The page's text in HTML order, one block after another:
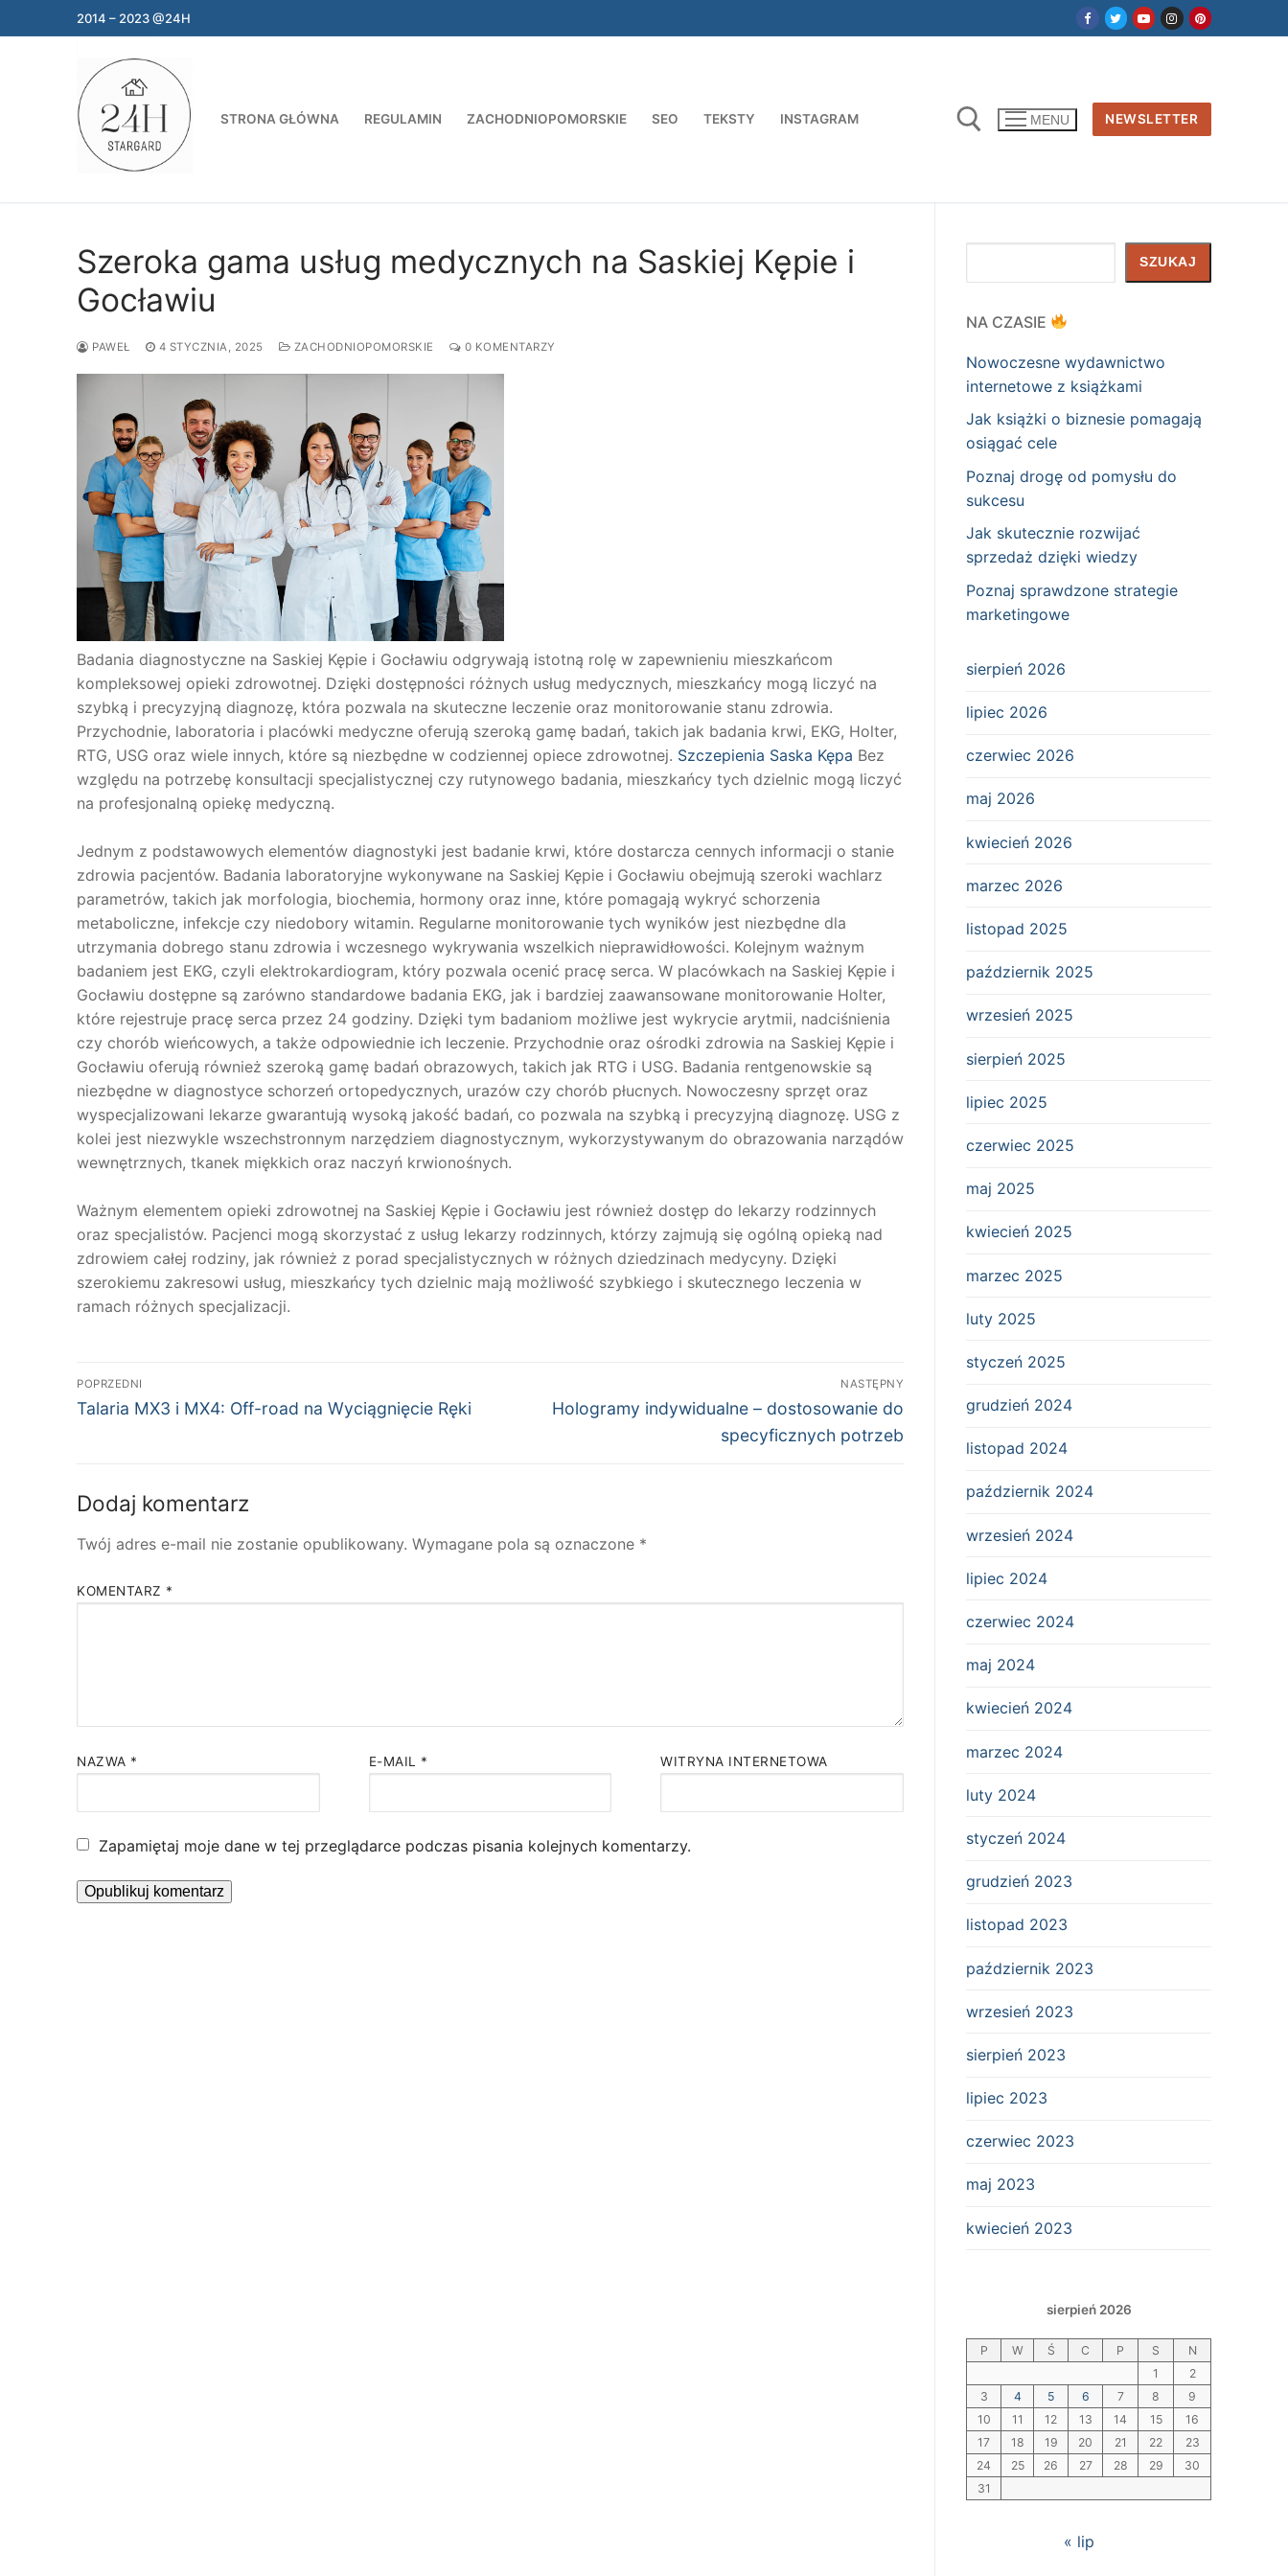
do
2014 – 2023 @24H
STRONA GŁÓWNA REGULAMIN ZACHODNIOPOMORSKIE SEO TEKSTY INSTAGRAM MENU NEWSLETTER
Szeroka gama usług medycznych na Saskiej Kępie i
Gocławiu
PAWEŁ 4 STYCZNIA, 2025 ZACHODNIOPOMORSKIE 0 KOMENTARZY
Badania diagnostyczne na Saskiej Kępie i Gocławiu odgrywają istotną rolę w zapewnieniu mieszkańcom
kompleksowej opieki zdrowotnej. Dzięki dostępności różnych usług medycznych, mieszkańcy mogą liczyć na
szybką i precyzyjną diagnozę, która pozwala na skuteczne leczenie oraz monitorowanie stanu zdrowia.
Przychodnie, laboratoria i placówki medyczne oferują szeroką gamę badań, takich jak badania krwi, EKG, Holter,
RTG, USG oraz wiele innych, które są niezbędne w codziennej opiece zdrowotnej. Szczepienia Saska Kępa Bez
względu na potrzebę konsultacji specjalistycznej czy rutynowego badania, mieszkańcy tych dzielnic mogą liczyć
na profesjonalną opiekę medyczną.
Jednym z podstawowych elementów diagnostyki jest badanie krwi, które dostarcza cennych informacji o stanie
zdrowia pacjentów. Badania laboratoryjne wykonywane na Saskiej Kępie i Gocławiu obejmują szeroki wachlarz
parametrów, takich jak morfologia, biochemia, hormony oraz inne, które pomagają wykryć schorzenia
metaboliczne, infekcje czy niedobory witamin. Regularne monitorowanie tych wyników jest niezbędne dla
utrzymania dobrego stanu zdrowia i wczesnego wykrywania wszelkich nieprawidłowości. Kolejnym ważnym
badaniem jest EKG, czyli elektrokardiogram, który pozwala ocenić pracę serca. W placówkach na Saskiej Kępie i
Gocławiu dostępne są zarówno standardowe badania EKG, jak i bardziej zaawansowane monitorowanie Holter,
które rejestruje pracę serca przez 24 godziny. Dzięki tym badaniom możliwe jest wykrycie arytmii, nadciśnienia
czy chorób wieńcowych, a także odpowiednie ich leczenie. Przychodnie oraz ośrodki zdrowia na Saskiej Kępie i
Gocławiu oferują również szeroką gamę badań obrazowych, takich jak RTG i USG. Badania rentgenowskie są
niezbędne w diagnostyce schorzeń ortopedycznych, urazów czy chorób płucnych. Nowoczesny sprzęt oraz
wyspecjalizowani lekarze gwarantują wysoką jakość badań, co pozwala na szybką i precyzyjną diagnozę. USG z
kolei jest niezwykle wszechstronnym narzędziem diagnostycznym, wykorzystywanym do obrazowania narządów
wewnętrznych, tkanek miękkich oraz naczyń krwionośnych.
Ważnym elementem opieki zdrowotnej na Saskiej Kępie i Gocławiu jest również dostęp do lekarzy rodzinnych
oraz specjalistów. Pacjenci mogą skorzystać z usług lekarzy rodzinnych, którzy zajmują się ogólną opieką nad
zdrowiem całej rodziny, jak również z porad specjalistycznych w różnych dziedzinach medycyny. Dzięki
szerokiemu zakresowi usług, mieszkańcy tych dzielnic mają możliwość szybkiego i skutecznego leczenia w
ramach różnych specjalizacji.
Nawigacja
wpisu
POPRZEDNI
Poprzedni
Talaria MX3 i MX4: Off-road na Wyciągnięcie Ręki
NASTĘPNY
Następny
Hologramy indywidualne – dostosowanie do
specyficznych potrzeb
Dodaj komentarz
Twój adres e-mail nie zostanie opublikowany. Wymagane pola są oznaczone *
KOMENTARZ *
NAZWA * E-MAIL * WITRYNA INTERNETOWA
Zapamiętaj moje dane w tej przeglądarce podczas pisania kolejnych komentarzy.
SZUKAJ
NA CZASIE
Nowoczesne wydawnictwo
internetowe z książkami
Jak książki o biznesie pomagają
osiągać cele
Poznaj drogę od pomysłu do
sukcesu
Jak skutecznie rozwijać
sprzedaż dzięki wiedzy
Poznaj sprawdzone strategie
marketingowe
sierpień 2026
lipiec 2026
czerwiec 2026
maj 2026
kwiecień 2026
marzec 2026
listopad 2025
październik 2025
wrzesień 2025
sierpień 2025
lipiec 2025
czerwiec 2025
maj 2025
kwiecień 2025
marzec 2025
luty 2025
styczeń 2025
grudzień 2024
listopad 2024
październik 2024
wrzesień 2024
lipiec 2024
czerwiec 2024
maj 2024
kwiecień 2024
marzec 2024
luty 2024
styczeń 2024
grudzień 2023
listopad 2023
październik 2023
wrzesień 2023
sierpień 2023
lipiec 2023
czerwiec 2023
maj 2023
kwiecień 2023
sierpień 2026
P W Ś C P S
N
1
2
3
4 5 6 7 8
9
10
11 12 13 14 15
16
17
18 19 20 21 22
23
24
25 26 27 28 29
30
31
« lip